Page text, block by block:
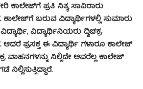
ಕಾಲೇಜ್‍ಗೆ ಪ್ರತಿ ನಿತ್ಯ ಸಾವಿರಾರು
ಕಾಲೇಜ್‍ಗೆ ಬರುವ ವಿದ್ಯಾರ್ಥಿಗಳಲ್ಲಿ ಸುಮಾರು
ವಿದ್ಯಾರ್ಥಿನಿಯರು ದ್ವಿಚಕ್ರ
ಆದರೆ ಪ್ರಸಕ್ತ ಈ ವಿದ್ಯಾರ್ಥಿ ಗಳಾರೂ ಕಾಲೇಜ್
ವಾಹನಗಳನ್ನು ನಿಲ್ಲಿದೇ ಅವರೆಲ್ಲ ಕಾಲೇಜ್